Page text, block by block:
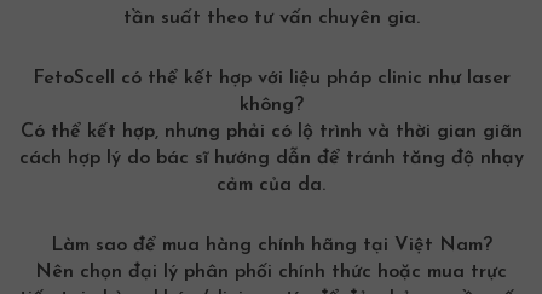
tần suất theo tư vấn chuyên gia.
FetoScell có thể kết hợp với liệu pháp clinic như laser
không?
Có thể kết hợp, nhưng phải có lộ trình và thời gian giãn
cách hợp lý do bác sĩ hướng dẫn để tránh tăng độ nhạy
cảm của da.
Làm sao để mua hàng chính hãng tại Việt Nam?
Nên chọn đại lý phân phối chính thức hoặc mua trực